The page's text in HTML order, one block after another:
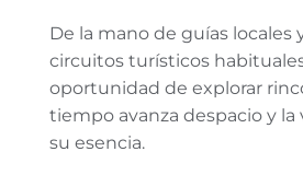
De la mano de guías locales
circuitos turísticos
oportunidad de explorar
tiempo avanza despacio y
su esencia.